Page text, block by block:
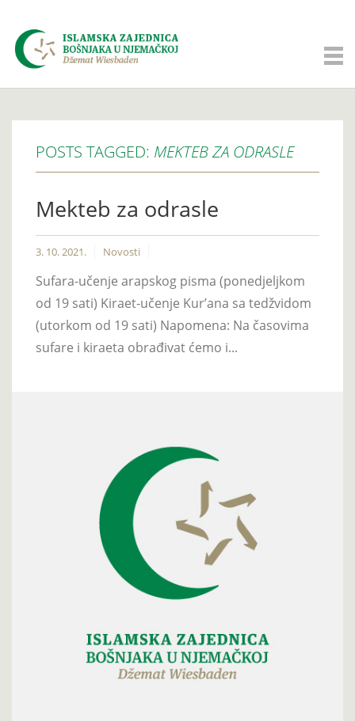
POSTS TAGGED: MEKTEB ZA ODRASLE
Mekteb za odrasle
3. 10. 2021. Novosti
Sufara-učenje arapskog pisma (ponedjeljkom
od 19 sati) Kiraet-učenje Kur’ana sa tedžvidom
(utorkom od 19 sati) Napomena: Na časovima
sufare i kiraeta obrađivat ćemo i...